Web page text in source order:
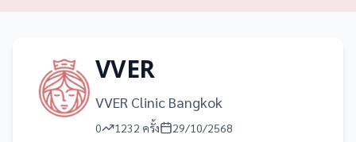
VVER
VVER Clinic Bangkok
0 1232 ครั้ง 29/10/2568